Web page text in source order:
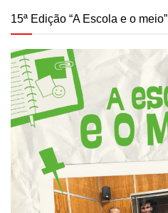
15ª Edição “A Escola e o meio”